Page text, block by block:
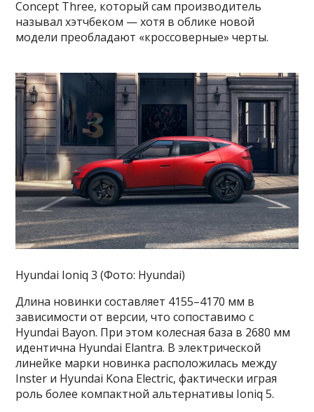
Concept Three, который сам производитель
называл хэтчбеком — хотя в облике новой
модели преобладают «кроссоверные» черты.
Hyundai Ioniq 3 (Фото: Hyundai)
Длина новинки составляет 4155–4170 мм в
зависимости от версии, что сопоставимо с
Hyundai Bayon. При этом колесная база в 2680 мм
идентична Hyundai Elantra. В электрической
линейке марки новинка расположилась между
Inster и Hyundai Kona Electric, фактически играя
роль более компактной альтернативы Ioniq 5.